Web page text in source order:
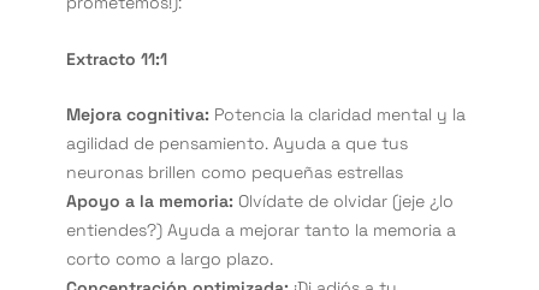
Extracto 11:1
Mejora cognitiva: Potencia la claridad mental y la
agilidad de pensamiento. Ayuda a que tus
neuronas brillen como pequeñas estrellas
Apoyo a la memoria: Olvídate de olvidar (jeje ¿lo
entiendes?) Ayuda a mejorar tanto la memoria a
corto como a largo plazo.